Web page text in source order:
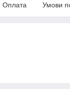
Оплата Умови